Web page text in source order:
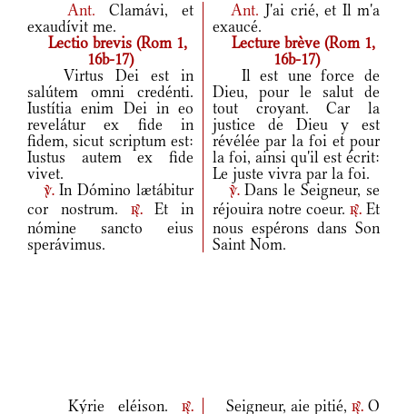
Ant.Clamávi, et
exaudívit me.
Ant. J'ai crié, et Il m'a
exaucé.
Lectio brevis (Rom 1,
16b-17)
Lecture brève (Rom 1,
16b-17)
Virtus Dei est in
salútem omni credénti.
Iustítia enim Dei in eo
revelátur ex fide in
fidem, sicut scriptum est:
Iustus autem ex fide
vivet.
Il est une force de
Dieu, pour le salut de
tout croyant. Car la
justice de Dieu y est
révélée par la foi et pour
la foi, ainsi qu'il est écrit:
Le juste vivra par la foi.
v.In Dómino lætábitur
cor nostrum.
r.Et in
nómine sancto eius
sperávimus.
v.Dans le Seigneur, se
réjouira notre coeur. r. Et
nous espérons dans Son
Saint Nom.
Kýrie eléison. r. Seigneur, aie pitié, r. O